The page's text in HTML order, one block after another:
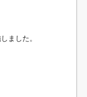
ました。